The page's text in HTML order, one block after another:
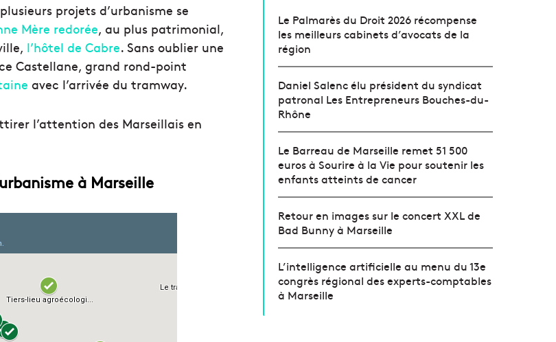
projets d’urbanisme se
Mère redorée, au plus patrimonial,
l’hôtel de Cabre. Sans oublier une
Castellane, grand rond-point
avec l’arrivée du tramway.
l’attention des Marseillais en
à Marseille
Le Palmarès du Droit 2026 récompense
les meilleurs cabinets d’avocats de la
région
Daniel Salenc élu président du syndicat
patronal Les Entrepreneurs Bouches-du-
Rhône
Le Barreau de Marseille remet 51 500
euros à Sourire à la Vie pour soutenir les
enfants atteints de cancer
Retour en images sur le concert XXL de
Bad Bunny à Marseille
L’intelligence artificielle au menu du 13e
congrès régional des experts-comptables
à Marseille